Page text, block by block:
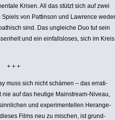
Krisen. All das stützt sich auf zwei
von Pattinson und Lawrence weder
sind. Das ungleiche Duo tut sein
und ein einfalls­loses, sich im Kreis
+ + +
muss sich nicht schämen – das erra­ti­
auf das heutige Main­stream-Niveau,
und expe­ri­men­tellen Heran­ge­
Films neu zu mischen, ist grund­